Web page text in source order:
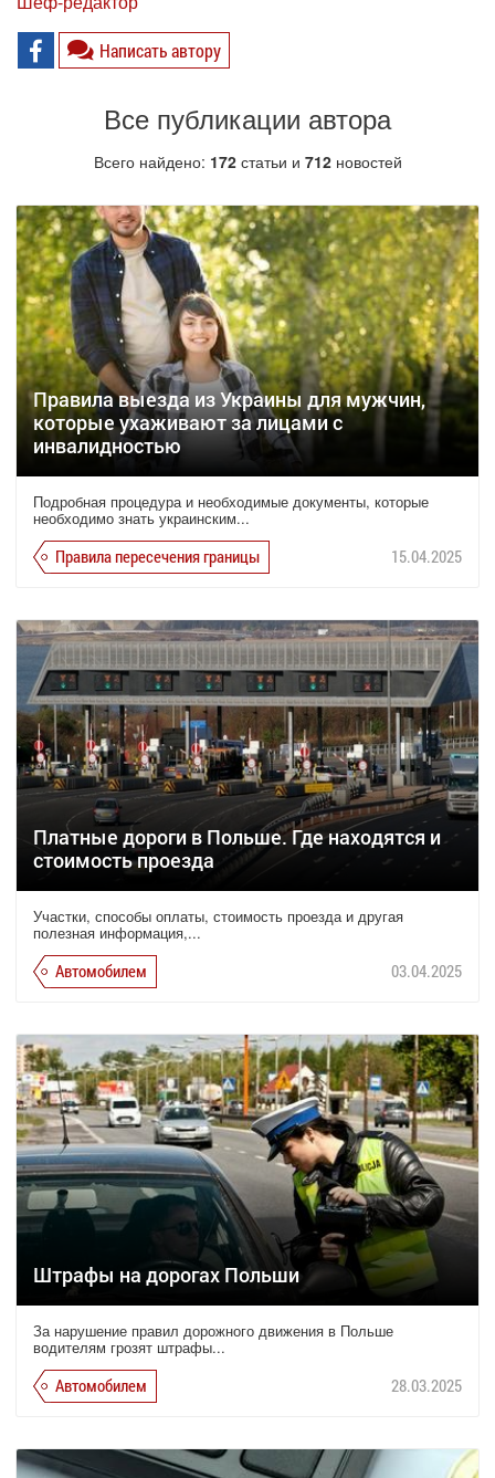
Написать автору
Все публикации автора
Всего найдено: 172статьи и 712новостей
Правила выезда из Украины для мужчин,
которые ухаживают за лицами с
инвалидностью
Подробная процедура и необходимые документы, которые
необходимо знать украинским...
Правила пересечения границы 15.04.2025
Платные дороги в Польше. Где находятся и
стоимость проезда
Участки, способы оплаты, стоимость проезда и другая
полезная информация,...
Автомобилем 03.04.2025
Штрафы на дорогах Польши
За нарушение правил дорожного движения в Польше
водителям грозят штрафы...
Автомобилем 28.03.2025